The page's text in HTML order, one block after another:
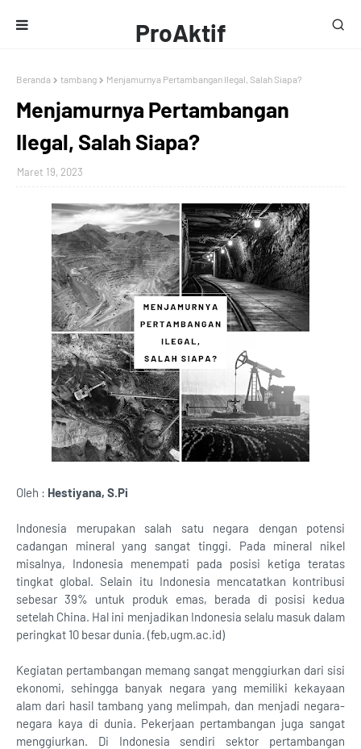
ProAktif
Media
Beranda tambang Menjamurnya Pertambangan Ilegal, Salah Siapa?
Menjamurnya Pertambangan
Ilegal, Salah Siapa?
Maret 19, 2023
Oleh : Hestiyana, S.Pi
Indonesia merupakan salah satu negara dengan potensi
cadangan mineral yang sangat tinggi. Pada mineral nikel
misalnya, Indonesia menempati pada posisi ketiga teratas
tingkat global. Selain itu Indonesia mencatatkan kontribusi
sebesar 39% untuk produk emas, berada di posisi kedua
setelah China. Hal ini menjadikan Indonesia selalu masuk dalam
peringkat 10 besar dunia. (feb,ugm.ac.id)
Kegiatan pertambangan memang sangat menggiurkan dari sisi
ekonomi, sehingga banyak negara yang memiliki kekayaan
alam dari hasil tambang yang melimpah, dan menjadi negara-
negara kaya di dunia. Pekerjaan pertambangan juga sangat
menggiurkan. Di Indonesia sendiri sektor pertambangan